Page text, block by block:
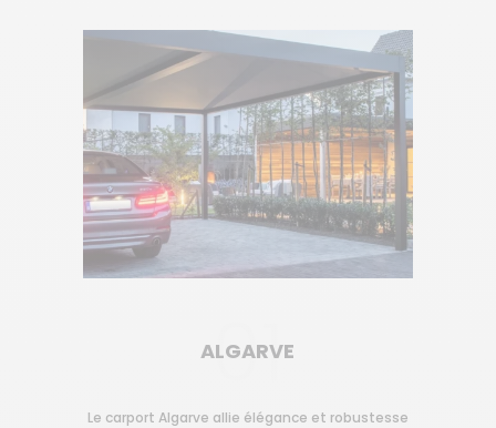
01
ALGARVE
Le carport Algarve allie élégance et robustesse